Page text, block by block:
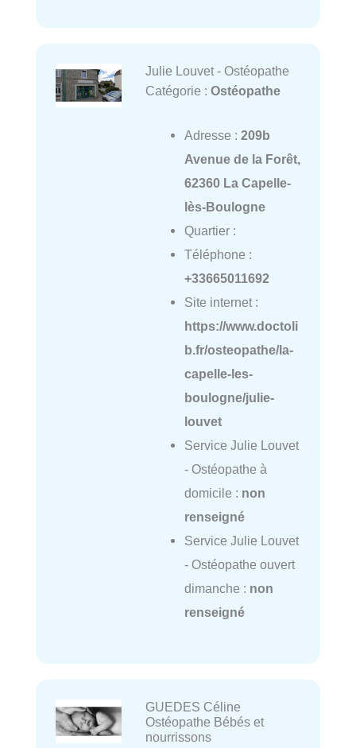
Julie Louvet - Ostéopathe
Catégorie : Ostéopathe
Adresse : 209b
Avenue de la Forêt,
62360 La Capelle-
lès-Boulogne
Quartier :
Téléphone :
+33665011692
Site internet :
https://www.doctoli
b.fr/osteopathe/la-
capelle-les-
boulogne/julie-
louvet
Service Julie Louvet
- Ostéopathe à
domicile : non
renseigné
Service Julie Louvet
- Ostéopathe ouvert
dimanche : non
renseigné
GUEDES Céline
Ostéopathe Bébés et
nourrissons